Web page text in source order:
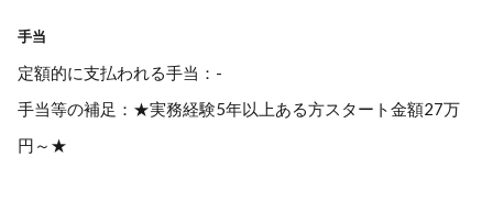
手当
定額的に支払われる手当：-
手当等の補足：★実務経験5年以上ある方スタート金額27万
円～★